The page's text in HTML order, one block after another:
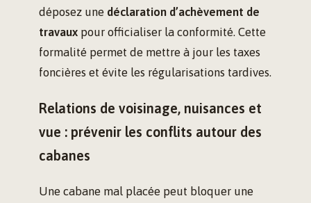
déposez une déclaration d’achèvement de
travaux pour officialiser la conformité. Cette
formalité permet de mettre à jour les taxes
foncières et évite les régularisations tardives.
Relations de voisinage, nuisances et
vue : prévenir les conflits autour des
cabanes
Une cabane mal placée peut bloquer une